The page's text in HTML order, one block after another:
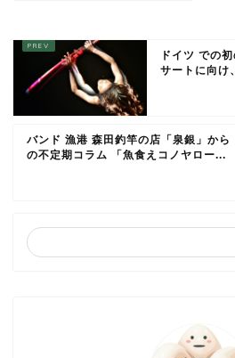
ドイツ での
サートに向け
バンド 漁港 森田釣竿の店「泉銀」から
の不定期コラム 「魚食えコノヤロー...